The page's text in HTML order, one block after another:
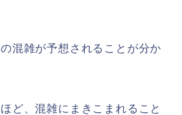
混雑が予想されることが分か
ど、混雑にまきこまれること